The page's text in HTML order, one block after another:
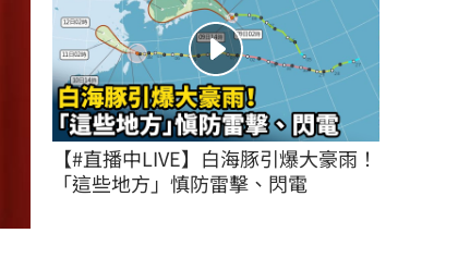
【#直播中LIVE】白海豚引爆大豪雨！
「這些地方」慎防雷擊、閃電